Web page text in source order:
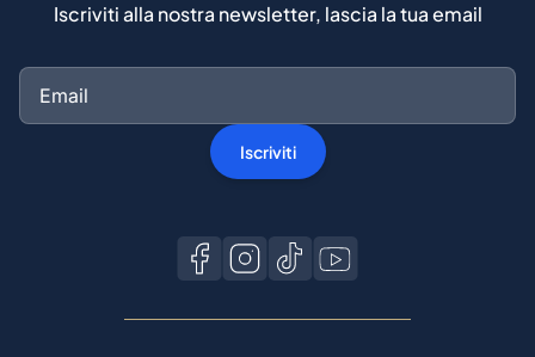
Iscriviti alla nostra newsletter, lascia la tua email
Iscriviti